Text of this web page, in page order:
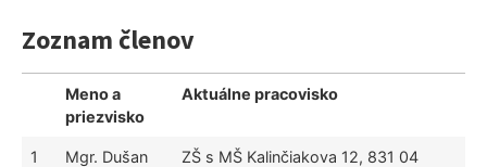
Zoznam členov
Meno a
priezvisko
Aktuálne pracovisko
1
Mgr. Dušan
ZŠ s MŠ Kalinčiakova 12, 831 04